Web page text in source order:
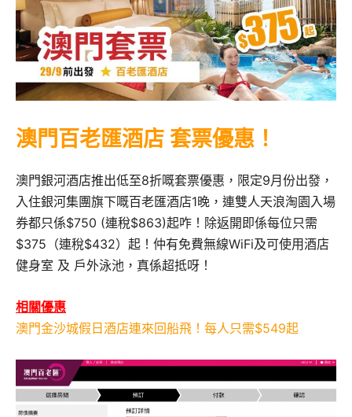
澳門百老匯酒店 套票優惠！
澳門銀河酒店推出低至8折嘅套票優惠，限定9月份出發，
入住銀河集團旗下嘅百老匯酒店1晚，連雙人天浪淘園入場
券都只係$750 (連稅$863)起咋！除返開即係每位只需
$375（連稅$432）起！仲有免費無線WiFi及可使用酒店
健身室 及 戶外泳池，真係超抵呀！
相關優惠
澳門金沙城假日酒店連來回船飛！每人只需$549起